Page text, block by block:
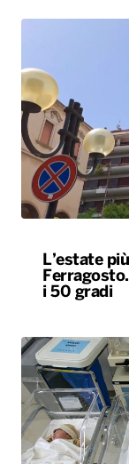
L’estate
i 50 gradi